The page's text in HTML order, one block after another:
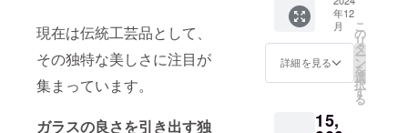
現在は伝統工芸品として、
その独特な美しさに注目が
集まっています。
ガラスの良さを引き出す独
す。
〈店舗
の詳
細〉 沖
縄県名
な住所
高さ
8.5cm
・建設
予定の
琉球ガ
ラス工
て、 琉
年12
月
詳細を見る
こ
の
リ
タ
ー
ン
を
選
択
す
る
15,